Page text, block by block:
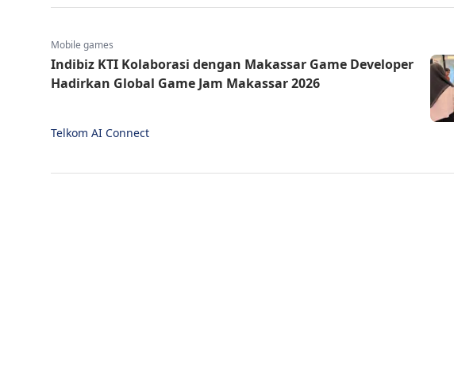
Mobile games
Indibiz KTI Kolaborasi dengan Makassar Game Developer
Hadirkan Global Game Jam Makassar 2026
Telkom AI Connect